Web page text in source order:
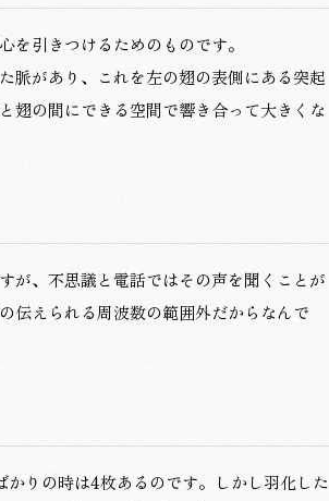
を引きつけるためのものです。
脈があり、これを左の翅の表側にある突起
翅の間にできる空間で響き合って大きくな
が、不思議と電話ではその声を聞くことが
伝えられる周波数の範囲外だからなんで
りの時は4枚あるのです。しかし羽化した